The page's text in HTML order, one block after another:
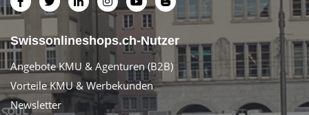
Swissonlineshops.ch-Nutzer
Angebote KMU & Agenturen (B2B)
Vorteile KMU & Werbekunden
Newsletter